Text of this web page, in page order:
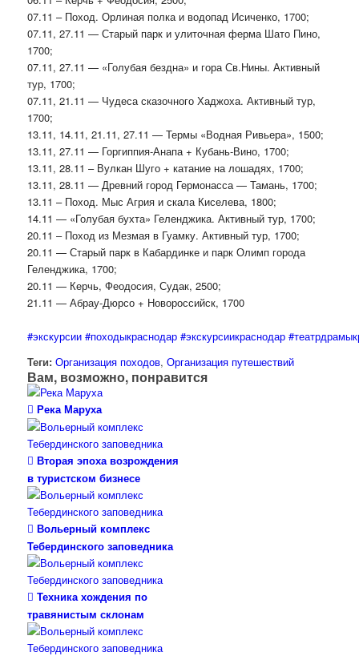
07.11 – Поход. Орлиная полка и водопад Исиченко, 1700;
07.11, 27.11 — Старый парк и улиточная ферма Шато Пино,
1700;
07.11, 27.11 — «Голубая бездна» и гора Св.Нины. Активный
тур, 1700;
07.11, 21.11 — Чудеса сказочного Хаджоха. Активный тур,
1700;
13.11, 14.11, 21.11, 27.11 — Термы «Водная Ривьера», 1500;
13.11, 27.11 — Горгиппия-Анапа + Кубань-Вино, 1700;
13.11, 28.11 – Вулкан Шуго + катание на лошадях, 1700;
13.11, 28.11 — Древний город Гермонасса — Тамань, 1700;
13.11 – Поход. Мыс Агрия и скала Киселева, 1800;
14.11 — «Голубая бухта» Геленджика. Активный тур, 1700;
20.11 – Поход из Мезмая в Гуамку. Активный тур, 1700;
20.11 — Старый парк в Кабардинке и парк Олимп города
Геленджика, 1700;
20.11 — Керчь, Феодосия, Судак, 2500;
21.11 — Абрау-Дюрсо + Новороссийск, 1700
#экскурсии #походыкраснодар #экскурсиикраснодар
Теги: Организация походов, Организация путешествий
Вам, возможно, понравится
Река Маруха
Вторая эпоха возрождения
в туристском бизнесе
Вольерный комплекс
Тебердинского заповедника
Техника хождения по
травянистым склонам